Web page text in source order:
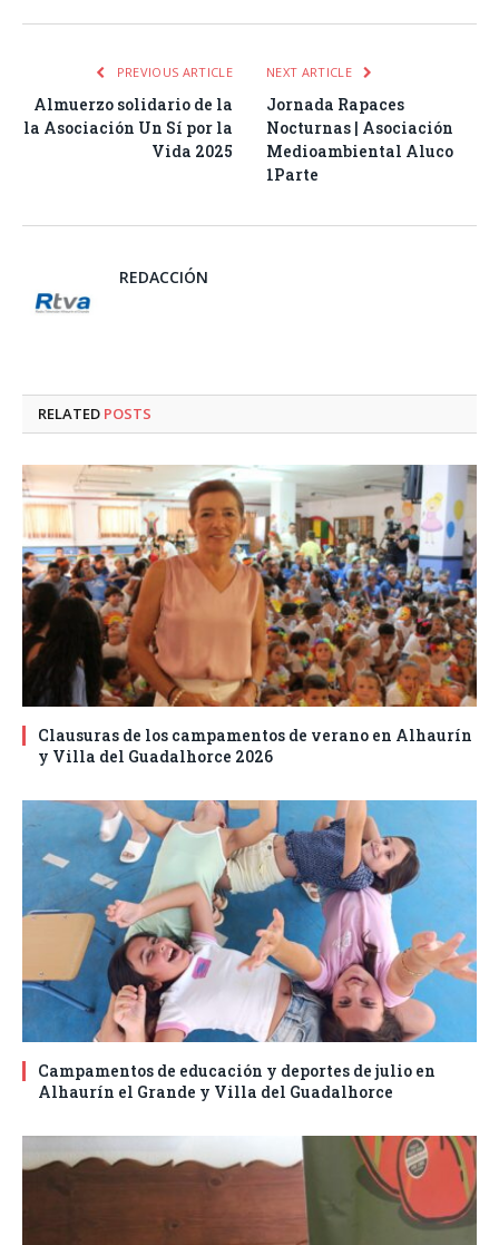
PREVIOUS ARTICLE
Almuerzo solidario de la
la Asociación Un Sí por la
Vida 2025
NEXT ARTICLE
Jornada Rapaces
Nocturnas | Asociación
Medioambiental Aluco
1Parte
REDACCIÓN
RELATED POSTS
Clausuras de los campamentos de verano en Alhaurín
y Villa del Guadalhorce 2026
Campamentos de educación y deportes de julio en
Alhaurín el Grande y Villa del Guadalhorce